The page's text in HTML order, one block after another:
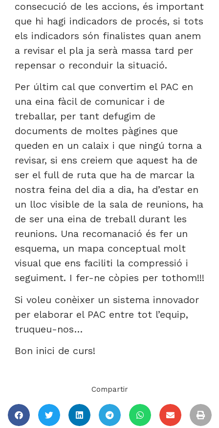
consecució de les accions, és important
que hi hagi indicadors de procés, si tots
els indicadors són finalistes quan anem
a revisar el pla ja serà massa tard per
repensar o reconduir la situació.
Per últim cal que convertim el PAC en
una eina fàcil de comunicar i de
treballar, per tant defugim de
documents de moltes pàgines que
queden en un calaix i que ningú torna a
revisar, si ens creiem que aquest ha de
ser el full de ruta que ha de marcar la
nostra feina del dia a dia, ha d’estar en
un lloc visible de la sala de reunions, ha
de ser una eina de treball durant les
reunions. Una recomanació és fer un
esquema, un mapa conceptual molt
visual que ens faciliti la compressió i
seguiment. I fer-ne còpies per tothom!!!
Si voleu conèixer un sistema innovador
per elaborar el PAC entre tot l’equip,
truqueu-nos…
Bon inici de curs!
Compartir